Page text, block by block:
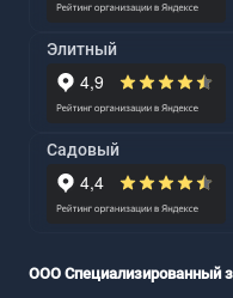
Элитный
Садовый
ООО Специализированный